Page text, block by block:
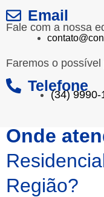
Email
Fale com a nossa
Faremos o
Telefone
(34) 9990-
Onde
Região?